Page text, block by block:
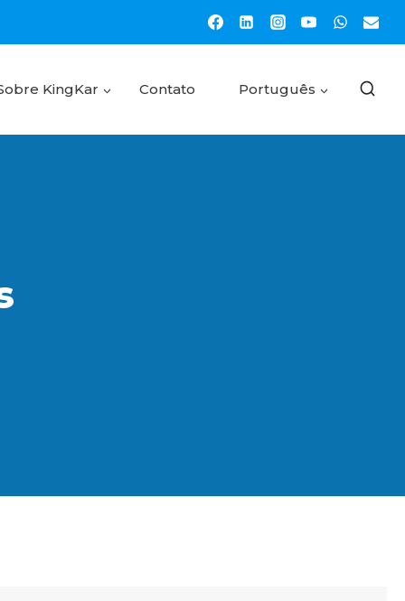
KingKar Contato Português